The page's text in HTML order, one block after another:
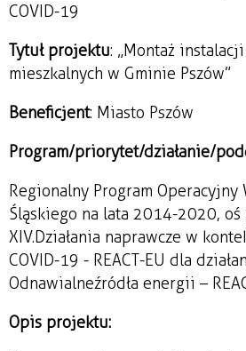
COVID-19
Tytuł projektu: „Montaż
mieszkalnych w Gminie Pszów”
Beneficjent: Miasto Pszów
Program/priorytet/działanie/
Regionalny Program
Śląskiego na lata 2014-2020,
XIV.Działania naprawcze w
COVID-19 - REACT-EU dla
Odnawialne źródła energii –
Opis projektu: